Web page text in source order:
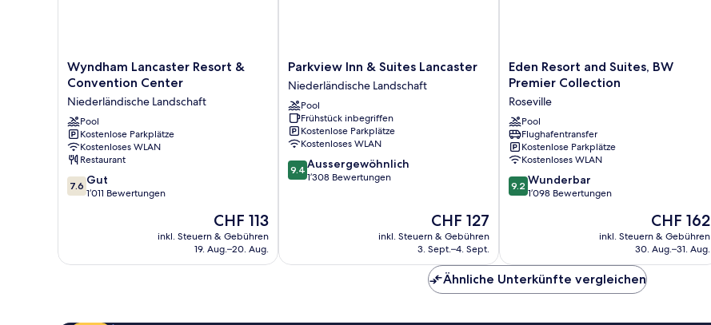
Wyndham
Lancaster
&
Convention
Center
Niederländische
Landschaft
Wyndham Lancaster Resort &
Convention Center
Niederländische Landschaft
Pool
Kostenlose Parkplätze
Kostenloses WLAN
Restaurant
7.6
von
7.6 Gut
1’011 Bewertungen
Der
Preis
beträgt
CHF 113
inkl. Steuern & Gebühren
19. Aug.–20. Aug.
Parkview
Inn
&
Suites
Lancaster
Niederländische
Landschaft
Parkview Inn & Suites Lancaster
Niederländische Landschaft
Pool
Frühstück inbegriffen
Kostenlose Parkplätze
Kostenloses WLAN
9.4
von
9.4 Aussergewöhnlich
1’308 Bewertungen
Der
Preis
beträgt
CHF 127
inkl. Steuern & Gebühren
3. Sept.–4. Sept.
Eden
Resort
Suites,
BW
Premier
Collection
Roseville
Eden Resort and Suites, BW
Premier Collection
Roseville
Pool
Flughafentransfer
Kostenlose Parkplätze
Kostenloses WLAN
9.2
von
9.2 Wunderbar
1’098 Bewertungen
Der
Preis
beträgt
CHF 162
inkl. Steuern & Gebühren
30. Aug.–31. Aug.
Ähnliche Unterkünfte vergleichen